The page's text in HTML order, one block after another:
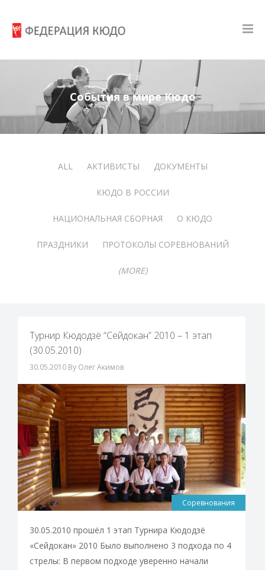
События в мире Кюдо
ALL АКТИВИСТЫ ДОКУМЕНТЫ
КЮДО В РОССИИ
НАЦИОНАЛЬНАЯ СБОРНАЯ О КЮДО
ПРАЗДНИКИ ПРОТОКОЛЫ СОРЕВНОВАНИЙ
(MORE)
Турнир Кюдодзё “Сейдокан” 2010 – 1 этап
(30.05.2010)
30.05.2010 By Олег Акимов
Соревнования
30.05.2010 прошёл 1 этап Турнира Кюдодзё
«Сейдокан» 2010 Было выполнено 3 подхода по 4
стрелы: В первом подходе уверенно начали